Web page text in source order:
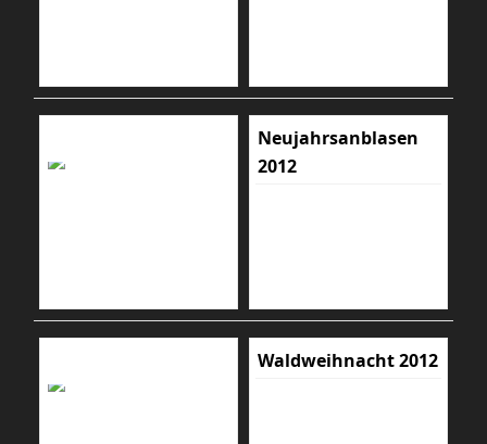
Neujahrsanblasen
2012
Waldweihnacht 2012